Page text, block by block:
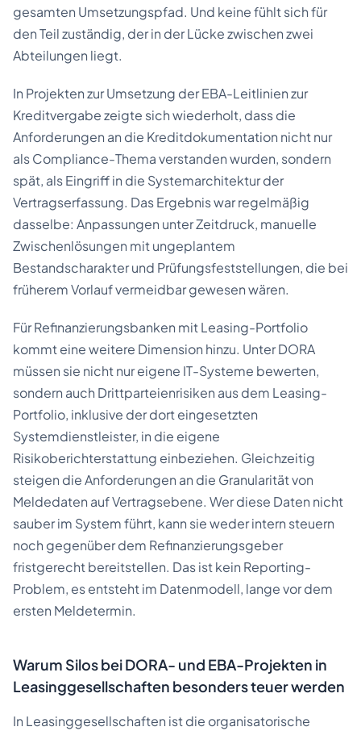
gesamten Umsetzungspfad. Und keine fühlt sich für
den Teil zuständig, der in der Lücke zwischen zwei
Abteilungen liegt.
In Projekten zur Umsetzung der EBA-Leitlinien zur
Kreditvergabe zeigte sich wiederholt, dass die
Anforderungen an die Kreditdokumentation nicht nur
als Compliance-Thema verstanden wurden, sondern
spät, als Eingriff in die Systemarchitektur der
Vertragserfassung. Das Ergebnis war regelmäßig
dasselbe: Anpassungen unter Zeitdruck, manuelle
Zwischenlösungen mit ungeplantem
Bestandscharakter und Prüfungsfeststellungen, die bei
früherem Vorlauf vermeidbar gewesen wären.
Für Refinanzierungsbanken mit Leasing-Portfolio
kommt eine weitere Dimension hinzu. Unter DORA
müssen sie nicht nur eigene IT-Systeme bewerten,
sondern auch Drittparteienrisiken aus dem Leasing-
Portfolio, inklusive der dort eingesetzten
Systemdienstleister, in die eigene
Risikoberichterstattung einbeziehen. Gleichzeitig
steigen die Anforderungen an die Granularität von
Meldedaten auf Vertragsebene. Wer diese Daten nicht
sauber im System führt, kann sie weder intern steuern
noch gegenüber dem Refinanzierungsgeber
fristgerecht bereitstellen. Das ist kein Reporting-
Problem, es entsteht im Datenmodell, lange vor dem
ersten Meldetermin.
Warum Silos bei DORA- und EBA-Projekten in
Leasinggesellschaften besonders teuer werden
In Leasinggesellschaften ist die organisatorische